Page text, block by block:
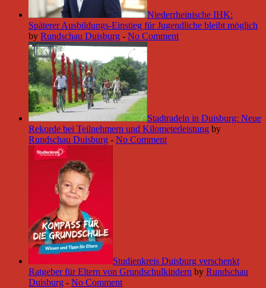
Niederrheinische IHK:
Späterer Ausbildungs-Einstieg für Jugendliche bleibt möglich
by Rundschau Duisburg - No Comment
Stadtradeln in Duisburg: Neue
Rekorde bei Teilnehmern und Kilometerleistung by
Rundschau Duisburg - No Comment
Studienkreis Duisburg verschenkt
Ratgeber für Eltern von Grundschulkindern by Rundschau
Duisburg - No Comment